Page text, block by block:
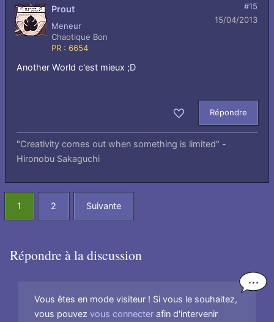
Prout
Meneur
Chaotique Bon
PR : 6654
#15
15/04/2013
Another World c'est mieux ;D
Répondre
"Creativity comes out when something is limited" -
Hironobu Sakaguchi
1 2 Suivante
Répondre à la discussion
Vous êtes en mode visiteur ! Si vous le souhaitez,
vous pouvezvous connecter afin d'intervenir